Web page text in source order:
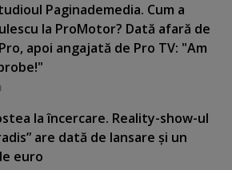
Paginademedia. Cum a
la ProMotor? Dată afară de
apoi angajată de Pro TV: "Am
la încercare. Reality-show-ul
are dată de lansare şi un
euro